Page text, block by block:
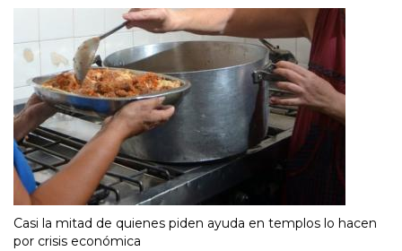
Casi la mitad de quienes piden ayuda en templos lo hacen
por crisis económica